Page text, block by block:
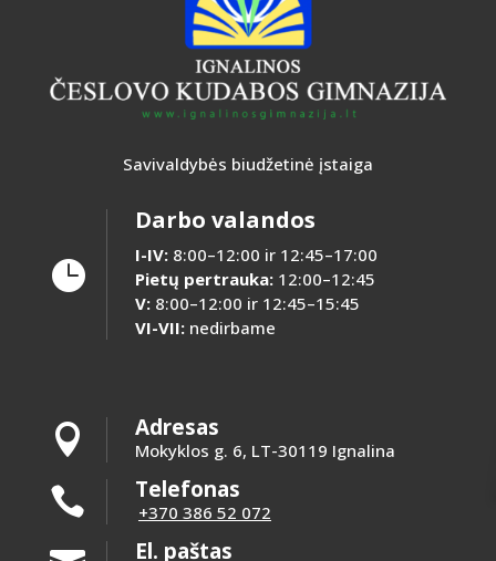
Savivaldybės biudžetinė įstaiga

Darbo valandos
I-IV:8:00–12:00 ir 12:45–17:00
Pietų pertrauka:12:00–12:45
V:8:00–12:00 ir 12:45–15:45
VI-VII:nedirbame
 Adresas
Mokyklos g. 6, LT-30119 Ignalina
 Telefonas
+370 386 52 072
El. paštas